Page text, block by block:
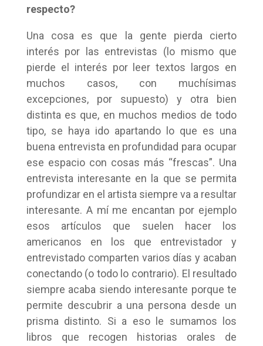
respecto?
Una cosa es que la gente pierda cierto
interés por las entrevistas (lo mismo que
pierde el interés por leer textos largos en
muchos casos, con muchísimas
excepciones, por supuesto) y otra bien
distinta es que, en muchos medios de todo
tipo, se haya ido apartando lo que es una
buena entrevista en profundidad para ocupar
ese espacio con cosas más “frescas”. Una
entrevista interesante en la que se permita
profundizar en el artista siempre va a resultar
interesante. A mí me encantan por ejemplo
esos artículos que suelen hacer los
americanos en los que entrevistador y
entrevistado comparten varios días y acaban
conectando (o todo lo contrario). El resultado
siempre acaba siendo interesante porque te
permite descubrir a una persona desde un
prisma distinto. Si a eso le sumamos los
libros que recogen historias orales de